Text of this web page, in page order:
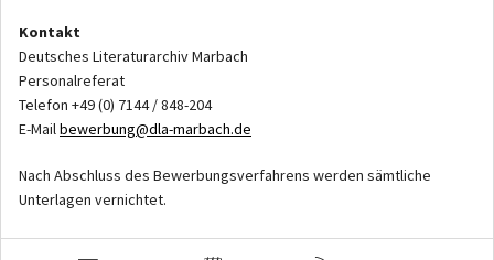
Kontakt
Deutsches Literaturarchiv Marbach
Personalreferat
Telefon +49 (0) 7144 / 848-204
E-Mailbewerbung@dla-marbach.de
Nach Abschluss des Bewerbungsverfahrens werden sämtliche
Unterlagen vernichtet.